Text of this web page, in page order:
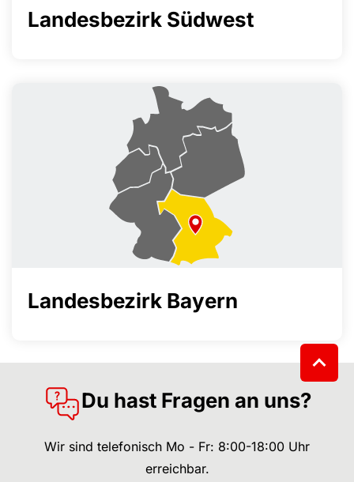
Landesbezirk Südwest
Landesbezirk Bayern
Du hast Fragen an uns?
Wir sind telefonisch Mo - Fr: 8:00-18:00 Uhr
erreichbar.